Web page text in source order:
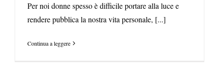
Per noi donne spesso è difficile portare alla luce e
rendere pubblica la nostra vita personale, [...]
Continua a leggere